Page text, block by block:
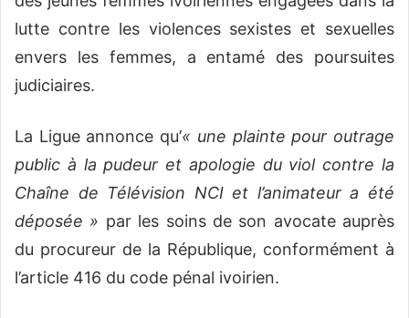
lutte contre les violences sexistes et sexuelles
envers les femmes, a entamé des poursuites
judiciaires.
La Ligue annonce qu’« une plainte pour outrage
public à la pudeur et apologie du viol contre la
Chaîne de Télévision NCI et l’animateur a été
déposée » par les soins de son avocate auprès
du procureur de la République, conformément à
l’article 416 du code pénal ivoirien.